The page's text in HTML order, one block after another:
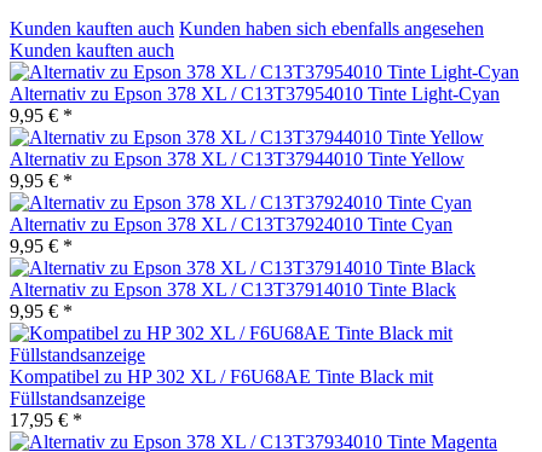
Kunden kauften auch Kunden haben sich ebenfalls angesehen
Kunden kauften auch
Alternativ zu Epson 378 XL / C13T37954010 Tinte Light-Cyan
9,95 € *
Alternativ zu Epson 378 XL / C13T37944010 Tinte Yellow
9,95 € *
Alternativ zu Epson 378 XL / C13T37924010 Tinte Cyan
9,95 € *
Alternativ zu Epson 378 XL / C13T37914010 Tinte Black
9,95 € *
Kompatibel zu HP 302 XL / F6U68AE Tinte Black mit
Füllstandsanzeige
17,95 € *